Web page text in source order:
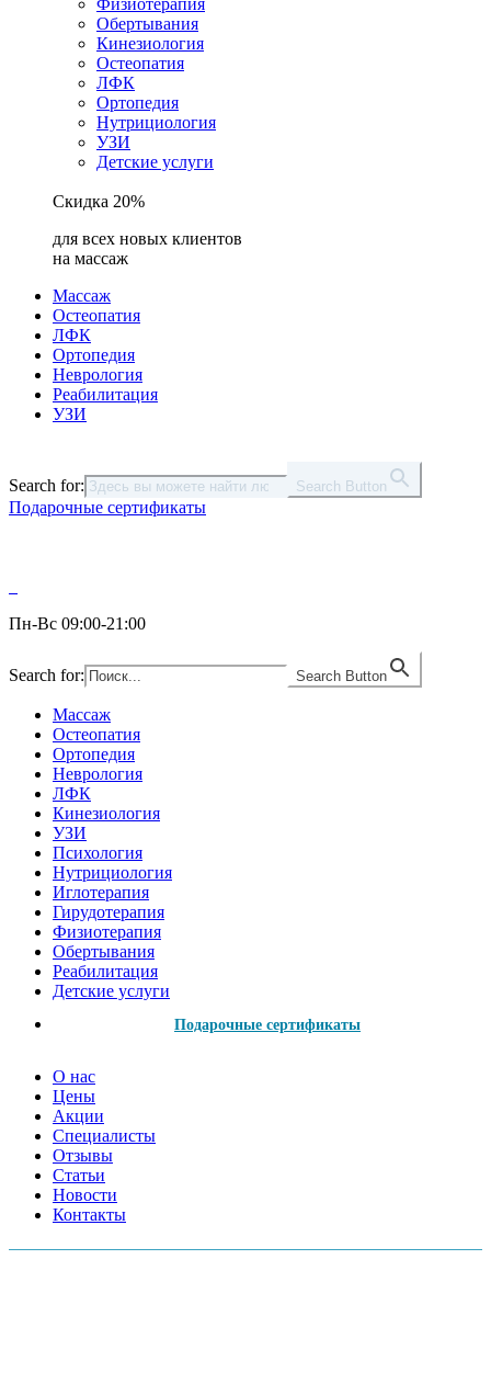
Физиотерапия
Обертывания
Кинезиология
Остеопатия
ЛФК
Ортопедия
Нутрициология
УЗИ
Детские услуги
Скидка 20%
для всех новых клиентов
на массаж
Массаж
Остеопатия
ЛФК
Ортопедия
Неврология
Реабилитация
УЗИ
Search for: Search Button
Подарочные сертификаты
Пн-Вс 09:00-21:00
Search for: Search Button
Массаж
Остеопатия
Ортопедия
Неврология
ЛФК
Кинезиология
УЗИ
Психология
Нутрициология
Иглотерапия
Гирудотерапия
Физиотерапия
Обертывания
Реабилитация
Детские услуги
Подарочные сертификаты
О нас
Цены
Акции
Специалисты
Отзывы
Статьи
Новости
Контакты